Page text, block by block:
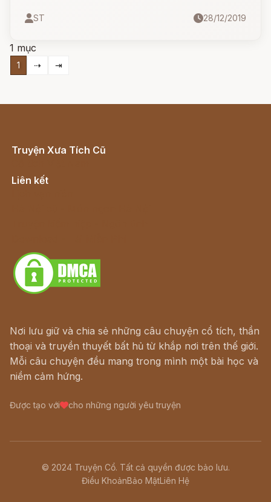
đại mãng xà.
ST 28/12/2019
1 mục
1 ⇢ ⇥
Truyện Xưa Tích Cũ
Liên kết
Nơi lưu giữ và chia sẻ những câu chuyện cổ tích, thần
thoại và truyền thuyết bất hủ từ khắp nơi trên thế giới.
Mỗi câu chuyện đều mang trong mình một bài học và
niềm cảm hứng.
Được tạo với cho những người yêu truyện
© 2024 Truyện Cổ. Tất cả quyền được bảo lưu.
Điều KhoảnBảo MậtLiên Hệ